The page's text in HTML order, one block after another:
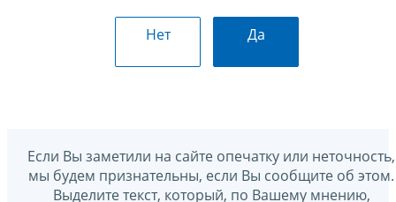
Нет Да
Если Вы заметили на сайте опечатку или неточность,
мы будем признательны, если Вы сообщите об этом.
Выделите текст, который, по Вашему мнению,